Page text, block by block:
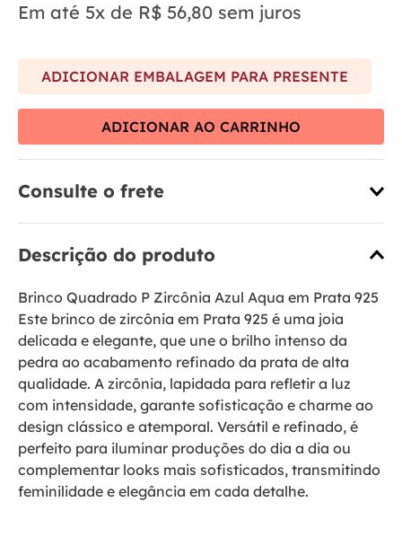
Em até 5x de R$ 56,80 sem juros
ADICIONAR EMBALAGEM PARA PRESENTE
ADICIONAR AO CARRINHO
Consulte o frete
Descrição do produto
Brinco Quadrado P Zircônia Azul Aqua em Prata 925
Este brinco de zircônia em Prata 925 é uma joia
delicada e elegante, que une o brilho intenso da
pedra ao acabamento refinado da prata de alta
qualidade. A zircônia, lapidada para refletir a luz
com intensidade, garante sofisticação e charme ao
design clássico e atemporal. Versátil e refinado, é
perfeito para iluminar produções do dia a dia ou
complementar looks mais sofisticados, transmitindo
feminilidade e elegância em cada detalhe.